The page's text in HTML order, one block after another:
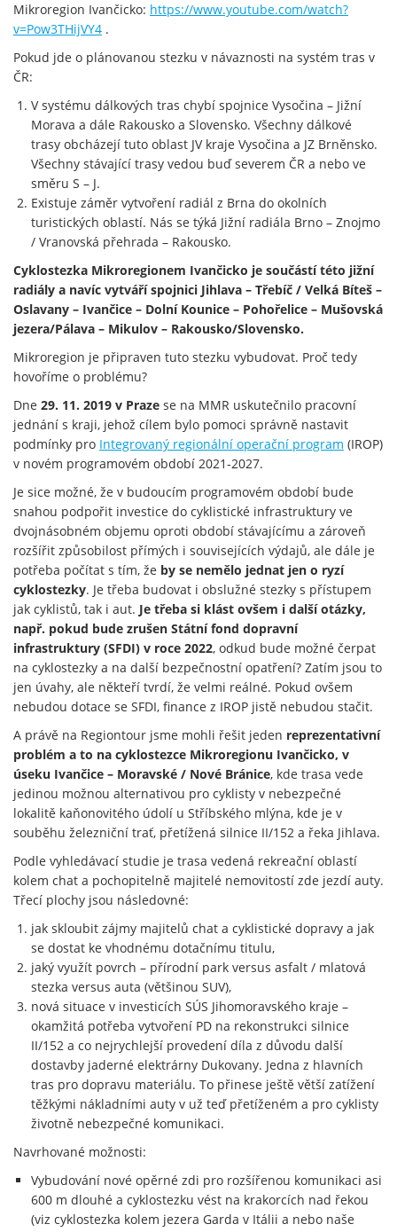
Mikroregion Ivančicko: https://www.youtube.com/watch?
v=Pow3THijVY4 .
Pokud jde o plánovanou stezku v návaznosti na systém tras v
ČR:
V systému dálkových tras chybí spojnice Vysočina – Jižní
Morava a dále Rakousko a Slovensko. Všechny dálkové
trasy obcházejí tuto oblast JV kraje Vysočina a JZ Brněnsko.
Všechny stávající trasy vedou buď severem ČR a nebo ve
směru S – J.
Existuje záměr vytvoření radiál z Brna do okolních
turistických oblastí. Nás se týká Jižní radiála Brno – Znojmo
/ Vranovská přehrada – Rakousko.
Cyklostezka Mikroregionem Ivančicko je součástí této jižní
radiály a navíc vytváří spojnici Jihlava – Třebíč / Velká Bíteš –
Oslavany – Ivančice – Dolní Kounice – Pohořelice – Mušovská
jezera/Pálava – Mikulov – Rakousko/Slovensko.
Mikroregion je připraven tuto stezku vybudovat. Proč tedy
hovoříme o problému?
Dne 29. 11. 2019 v Praze se na MMR uskutečnilo pracovní
jednání s kraji, jehož cílem bylo pomoci správně nastavit
podmínky pro Integrovaný regionální operační program (IROP)
v novém programovém období 2021-2027.
Je sice možné, že v budoucím programovém období bude
snahou podpořit investice do cyklistické infrastruktury ve
dvojnásobném objemu oproti období stávajícímu a zároveň
rozšířit způsobilost přímých i souvisejících výdajů, ale dále je
potřeba počítat s tím, že by se nemělo jednat jen o ryzí
cyklostezky. Je třeba budovat i obslužné stezky s přístupem
jak cyklistů, tak i aut. Je třeba si klást ovšem i další otázky,
např. pokud bude zrušen Státní fond dopravní
infrastruktury (SFDI) v roce 2022, odkud bude možné čerpat
na cyklostezky a na další bezpečnostní opatření? Zatím jsou to
jen úvahy, ale někteří tvrdí, že velmi reálné. Pokud ovšem
nebudou dotace se SFDI, finance z IROP jistě nebudou stačit.
A právě na Regiontour jsme mohli řešit jeden reprezentativní
problém a to na cyklostezce Mikroregionu Ivančicko, v
úseku Ivančice – Moravské / Nové Bránice, kde trasa vede
jedinou možnou alternativou pro cyklisty v nebezpečné
lokalitě kaňonovitého údolí u Stříbského mlýna, kde je v
souběhu železniční trať, přetížená silnice II/152 a řeka Jihlava.
Podle vyhledávací studie je trasa vedená rekreační oblastí
kolem chat a pochopitelně majitelé nemovitostí zde jezdí auty.
Třecí plochy jsou následovné:
jak skloubit zájmy majitelů chat a cyklistické dopravy a jak
se dostat ke vhodnému dotačnímu titulu,
jaký využít povrch – přírodní park versus asfalt / mlatová
stezka versus auta (většinou SUV),
nová situace v investicích SÚS Jihomoravského kraje –
okamžitá potřeba vytvoření PD na rekonstrukci silnice
II/152 a co nejrychlejší provedení díla z důvodu další
dostavby jaderné elektrárny Dukovany. Jedna z hlavních
tras pro dopravu materiálu. To přinese ještě větší zatížení
těžkými nákladními auty v už teď přetíženém a pro cyklisty
životně nebezpečné komunikaci.
Navrhované možnosti:
Vybudování nové opěrné zdi pro rozšířenou komunikaci asi
600 m dlouhé a cyklostezku vést na krakorcích nad řekou
(viz cyklostezka kolem jezera Garda v Itálii a nebo naše